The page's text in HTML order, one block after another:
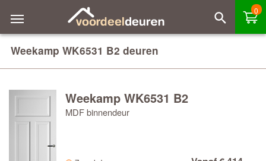
0
Weekamp WK6531 B2 deuren
Weekamp WK6531 B2
MDF binnendeur